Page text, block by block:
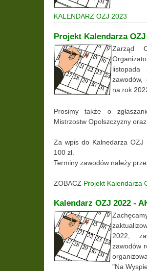
KALENDARZ OZJ 2023
Projekt Kalendarza OZJ
Zarząd
listopada
zawodów,
na rok
Prosimy także o
Mistrzostw Opolszczyzny
Za wpis do Kalnedarza OZJ
100 zł.
Terminy zawodów należy
ZOBACZ Projekt Kalendarza
Kalendarz OZJ 2022 -
2022,
zawodów
"Na